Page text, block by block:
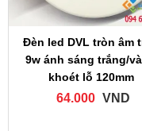
Đèn led DVL tròn âm
9w ánh sáng trắng/
khoét lỗ 120mm
64.000 VND